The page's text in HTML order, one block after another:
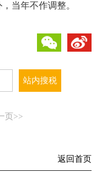
当年不作调整。
页>>
返回首页